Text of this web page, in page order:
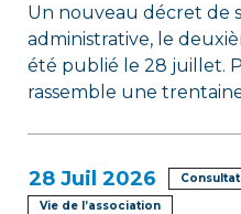
Un nouveau décret de
administrative, le
été publié le 28 juillet.
rassemble une
28 Juil 2026
Vie de l’association